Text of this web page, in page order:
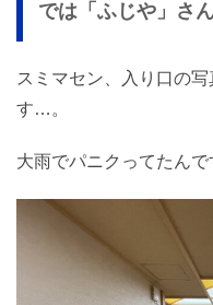
では「ふじや」さ
スミマセン、入り口の
す…。
大雨でパニクってたん